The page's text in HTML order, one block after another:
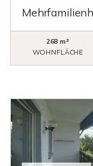
268 m²
WOHNFLÄCHE